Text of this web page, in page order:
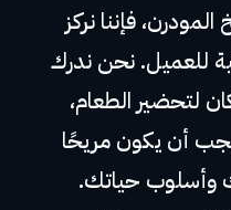
فإننا نركز
للعميل. نحن ندرك
لتحضير الطعام،
أن يكون مريحًا
حياتك.